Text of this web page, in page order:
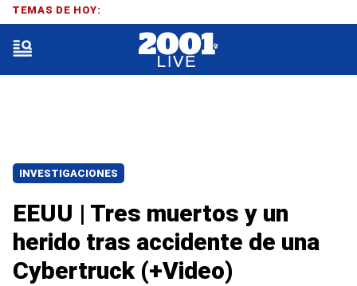
INVESTIGACIONES
EEUU | Tres muertos y un
herido tras accidente de una
Cybertruck (+Video)
TEMAS DE HOY: